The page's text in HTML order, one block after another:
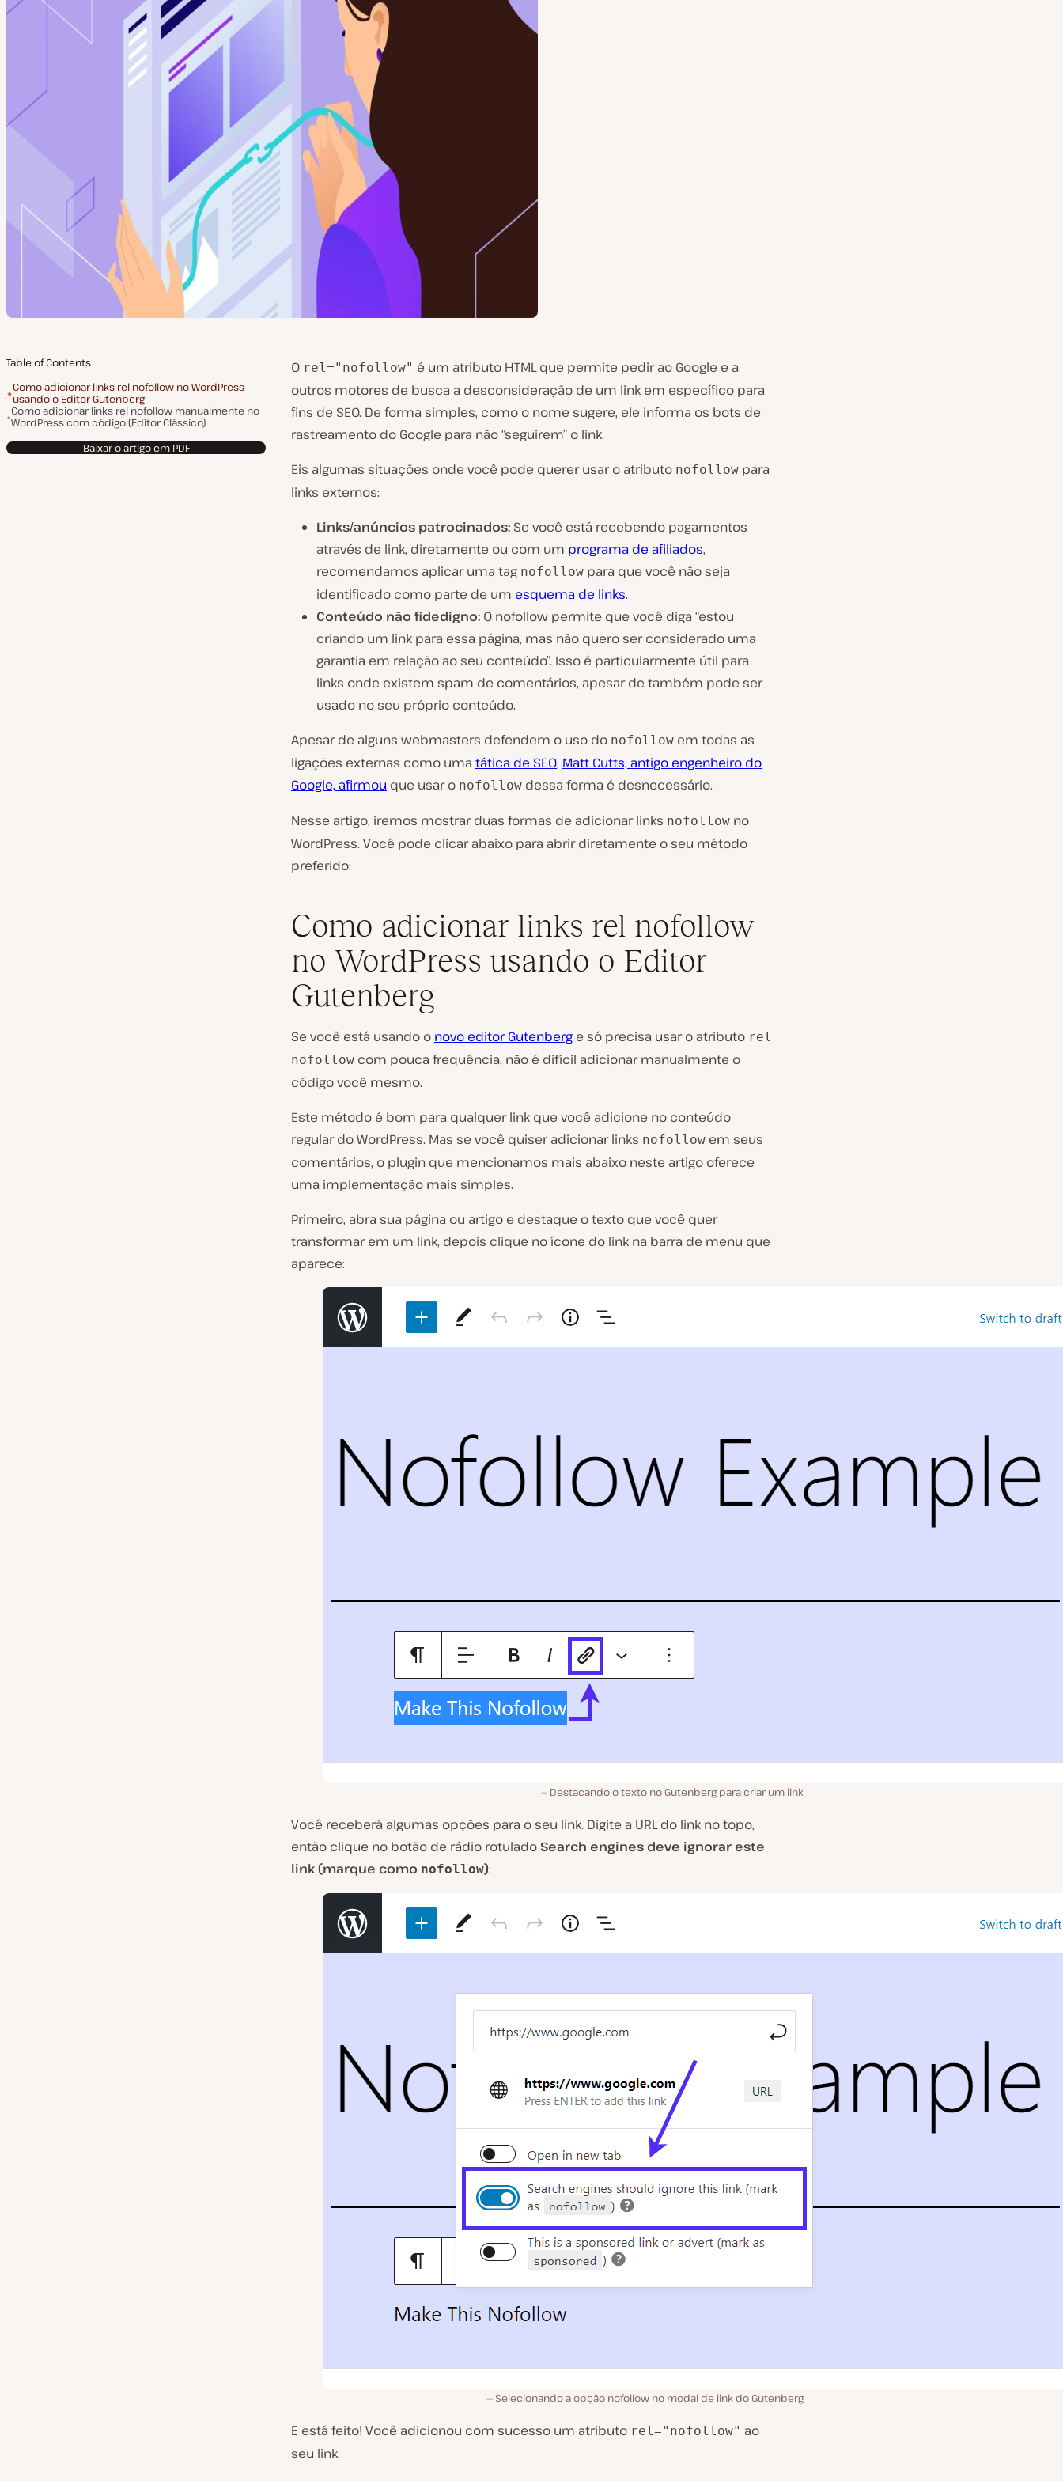
Table of Contents
Como adicionar links rel nofollow no WordPress
usando o Editor Gutenberg
Como adicionar links rel nofollow manualmente no
WordPress com código (Editor Clássico)
Baixar o artigo em PDF
O rel="nofollow" é um atributo HTML que permite pedir ao Google e a
outros motores de busca a desconsideração de um link em específico para
fins de SEO. De forma simples, como o nome sugere, ele informa os bots de
rastreamento do Google para não “seguirem” o link.
Eis algumas situações onde você pode querer usar o atributo nofollow para
links externos:
Links/anúncios patrocinados: Se você está recebendo pagamentos
através de link, diretamente ou com um programa de afiliados,
recomendamos aplicar uma tag nofollow para que você não seja
identificado como parte de um esquema de links.
Conteúdo não fidedigno: O nofollow permite que você diga “estou
criando um link para essa página, mas não quero ser considerado uma
garantia em relação ao seu conteúdo”. Isso é particularmente útil para
links onde existem spam de comentários, apesar de também pode ser
usado no seu próprio conteúdo.
Apesar de alguns webmasters defendem o uso do nofollow em todas as
ligações externas como uma tática de SEO, Matt Cutts, antigo engenheiro do
Google, afirmou que usar o nofollow dessa forma é desnecessário.
Nesse artigo, iremos mostrar duas formas de adicionar links nofollow no
WordPress. Você pode clicar abaixo para abrir diretamente o seu método
preferido:
Como adicionar links rel nofollow
no WordPress usando o Editor
Gutenberg
Se você está usando o novo editor Gutenberg e só precisa usar o atributo rel
nofollow com pouca frequência, não é difícil adicionar manualmente o
código você mesmo.
Este método é bom para qualquer link que você adicione no conteúdo
regular do WordPress. Mas se você quiser adicionar links nofollow em seus
comentários, o plugin que mencionamos mais abaixo neste artigo oferece
uma implementação mais simples.
Primeiro, abra sua página ou artigo e destaque o texto que você quer
transformar em um link, depois clique no ícone do link na barra de menu que
aparece:
Destacando o texto no Gutenberg para criar um link
Você receberá algumas opções para o seu link. Digite a URL do link no topo,
então clique no botão de rádio rotulado Search engines deve ignorar este
link (marque como nofollow):
Selecionando a opção nofollow no modal de link do Gutenberg
E está feito! Você adicionou com sucesso um atributo rel="nofollow" ao
seu link.